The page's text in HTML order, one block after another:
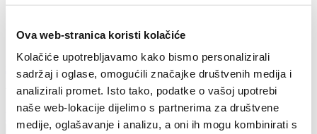
Ova web-stranica koristi kolačiće
Kolačiće upotrebljavamo kako bismo personalizirali
sadržaj i oglase, omogućili značajke društvenih medija i
analizirali promet. Isto tako, podatke o vašoj upotrebi
naše web-lokacije dijelimo s partnerima za društvene
medije, oglašavanje i analizu, a oni ih mogu kombinirati s
+385 21 227 933 info@kastela-info.hr
Kutak za
iznajmljivače
Villa Nika, Kamberovo šetalište 30, 21216 Kaštel Stari, Hrvatska